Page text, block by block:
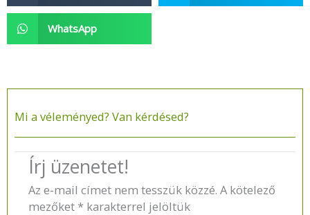
WhatsApp
Mi a véleményed? Van kérdésed?​
Írj üzenetet!
Az e-mail címet nem tesszük közzé. A kötelező
mezőket * karakterrel jelöltük